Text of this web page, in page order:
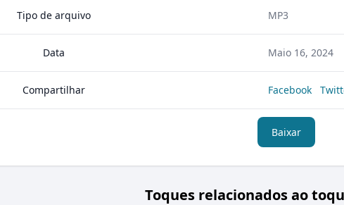
Tipo de arquivo MP3
Data Maio 16, 2024
Compartilhar Facebook
Baixar
Toques relacionados ao